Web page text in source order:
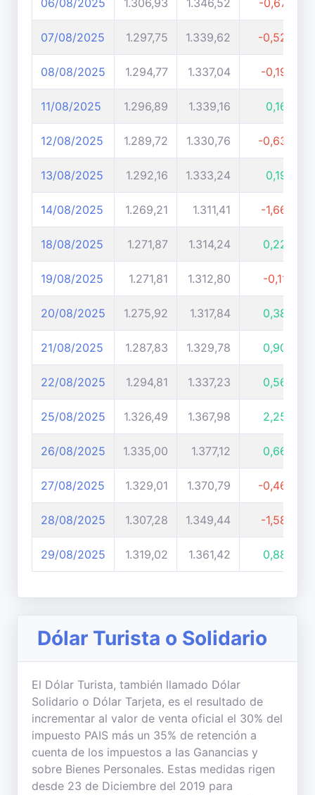
06/08/2025 1.306,93 1.346,52 -0,67%
07/08/2025 1.297,75 1.339,62 -0,52%
08/08/2025 1.294,77 1.337,04 -0,19%
11/08/2025 1.296,89 1.339,16 0,16%
12/08/2025 1.289,72 1.330,76 -0,63%
13/08/2025 1.292,16 1.333,24 0,19%
14/08/2025 1.269,21 1.311,41 -1,66%
18/08/2025 1.271,87 1.314,24 0,22%
19/08/2025 1.271,81 1.312,80 -0,11%
20/08/2025 1.275,92 1.317,84 0,38%
21/08/2025 1.287,83 1.329,78 0,90%
22/08/2025 1.294,81 1.337,23 0,56%
25/08/2025 1.326,49 1.367,98 2,25%
26/08/2025 1.335,00 1.377,12 0,66%
27/08/2025 1.329,01 1.370,79 -0,46%
28/08/2025 1.307,28 1.349,44 -1,58%
29/08/2025 1.319,02 1.361,42 0,88%
Dólar Turista o Solidario
El Dólar Turista, también llamado Dólar
Solidario o Dólar Tarjeta, es el resultado de
incrementar al valor de venta oficial el 30% del
impuesto PAIS más un 35% de retención a
cuenta de los impuestos a las Ganancias y
sobre Bienes Personales. Estas medidas rigen
desde 23 de Diciembre del 2019 para